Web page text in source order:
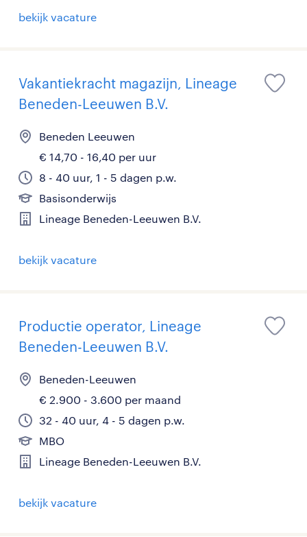
bekijk vacature
Vakantiekracht magazijn, Lineage
Beneden-Leeuwen B.V.
Beneden Leeuwen
€ 14,70 - 16,40 per uur
8 - 40 uur, 1 - 5 dagen p.w.
Basisonderwijs
Lineage Beneden-Leeuwen B.V.
bekijk vacature
Productie operator, Lineage
Beneden-Leeuwen B.V.
Beneden-Leeuwen
€ 2.900 - 3.600 per maand
32 - 40 uur, 4 - 5 dagen p.w.
MBO
Lineage Beneden-Leeuwen B.V.
bekijk vacature